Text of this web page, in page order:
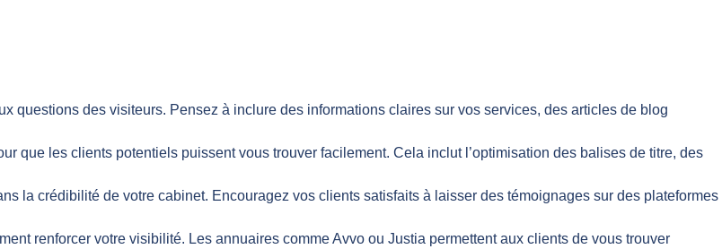
questions des visiteurs. Pensez à inclure des informations claires sur vos services, des articles de blog
que les clients potentiels puissent vous trouver facilement. Cela inclut l’optimisation des balises de titre, des
la crédibilité de votre cabinet. Encouragez vos clients satisfaits à laisser des témoignages sur des plateformes
renforcer votre visibilité. Les annuaires comme Avvo ou Justia permettent aux clients de vous trouver